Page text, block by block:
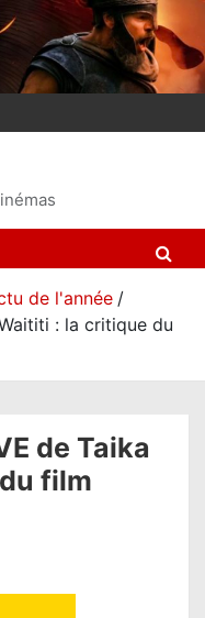
de l'année
: la critique du
de Taika
film